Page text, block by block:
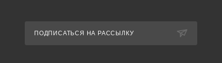
ПОДПИСАТЬСЯ НА РАССЫЛКУ